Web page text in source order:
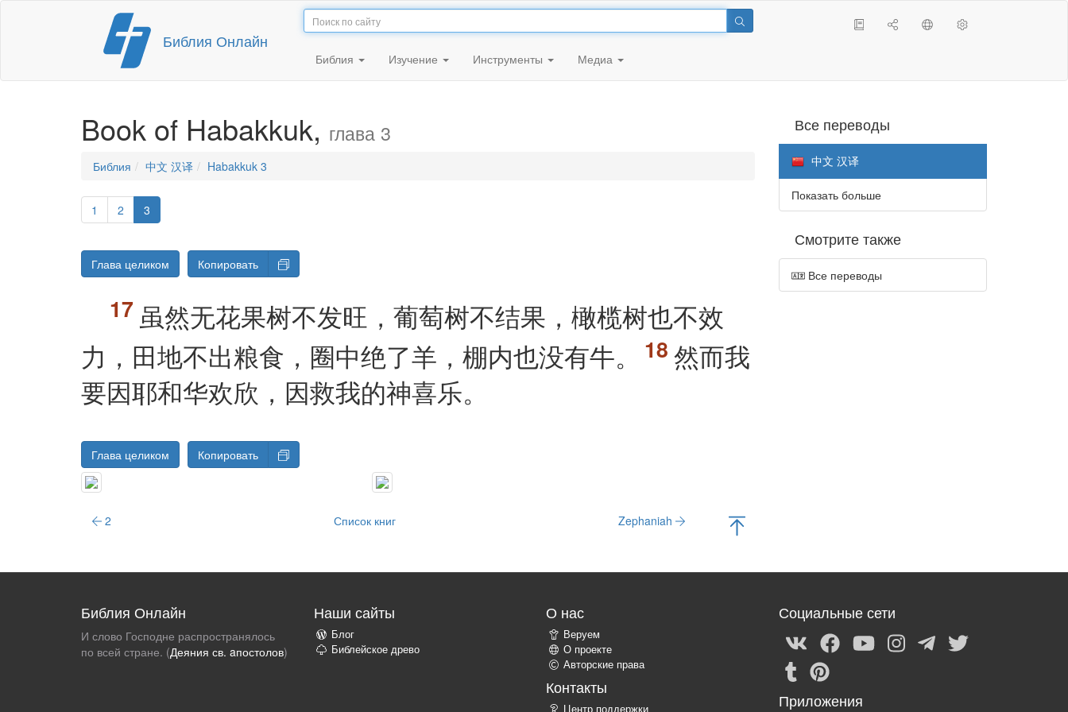
Перейти
содержимому
Библия Онлайн
Библия Изучение Инструменты Медиа
Book of Habakkuk, глава 3
Библия 中文 汉译 Habakkuk 3
1 2 3
Глава целиком Копировать
虽然无花果树不发旺，葡萄树不结果，橄榄树也不效
力，田地不出粮食，圈中绝了羊，棚内也没有牛。
然而我
要因耶和华欢欣，因救我的神喜乐。
Глава целиком Копировать
2 Список книг Zephaniah
Все переводы
中文 汉译
Показать больше
Смотрите также
Все переводы
Библия Онлайн
И слово Господне распространялось
по всей стране. (Деяния св. aпостолов)
Наши сайты
Блог
Библейское древо
О нас
Веруем
О проекте
Авторские права
Контакты
Центр поддержки
Социальные сети
Приложения